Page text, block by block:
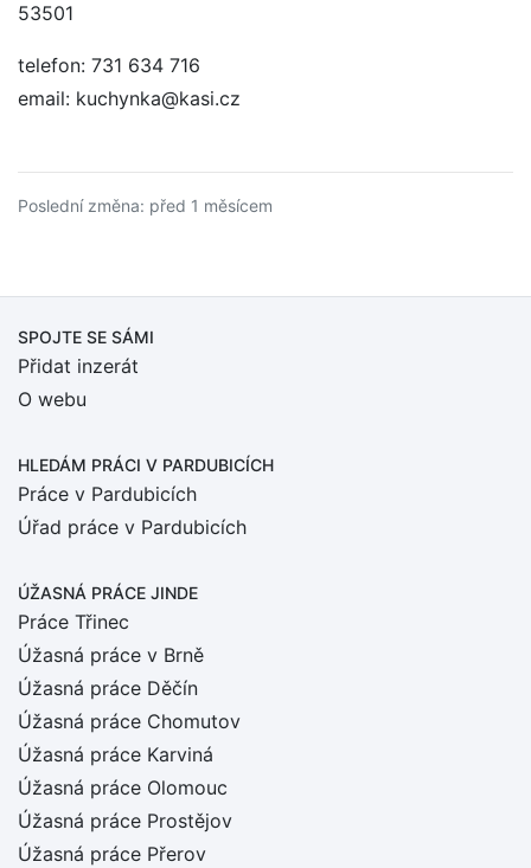
53501
telefon: 731 634 716
email: kuchynka@kasi.cz
Poslední změna: před 1 měsícem
SPOJTE SE SÁMI
Přidat inzerát
O webu
HLEDÁM PRÁCI V PARDUBICÍCH
Práce v Pardubicích
Úřad práce v Pardubicích
ÚŽASNÁ PRÁCE JINDE
Práce Třinec
Úžasná práce v Brně
Úžasná práce Děčín
Úžasná práce Chomutov
Úžasná práce Karviná
Úžasná práce Olomouc
Úžasná práce Prostějov
Úžasná práce Přerov